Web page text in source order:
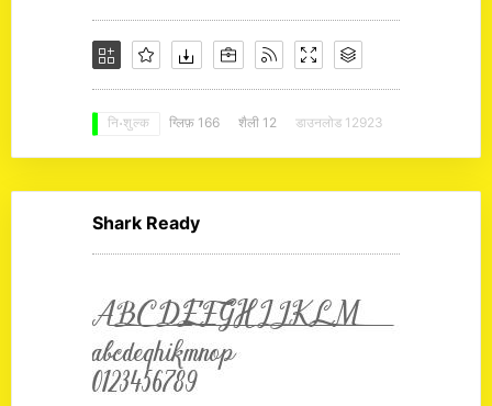
नि: शुल्क ग्लिफ़ 166 शैली 12 डाउनलोड 12923
Shark Ready